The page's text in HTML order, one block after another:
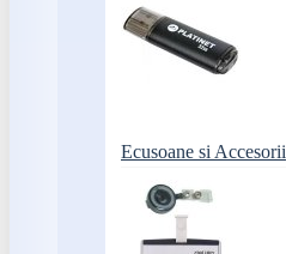
Ecusoane si Accesorii